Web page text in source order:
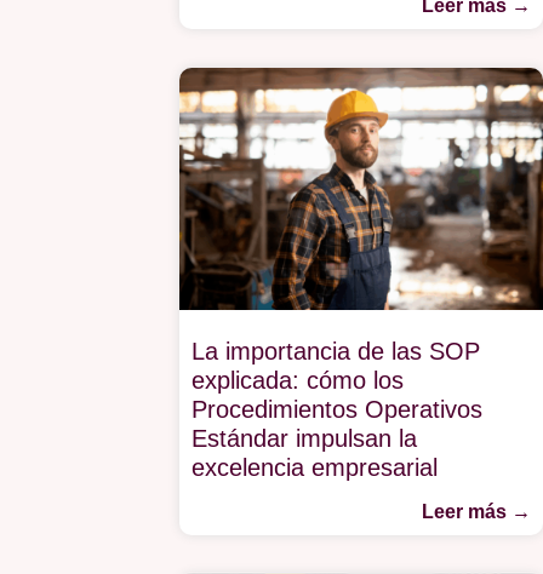
Leer más →
La importancia de las SOP
explicada: cómo los
Procedimientos Operativos
Estándar impulsan la
excelencia empresarial
Leer más →